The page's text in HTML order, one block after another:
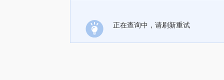
正在查询中，请刷新重试